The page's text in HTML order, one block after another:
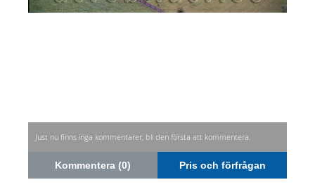
Just nu finns inga kommentarer, bli den första att kommentera.
Kommentera (0) Pris och förfrågan